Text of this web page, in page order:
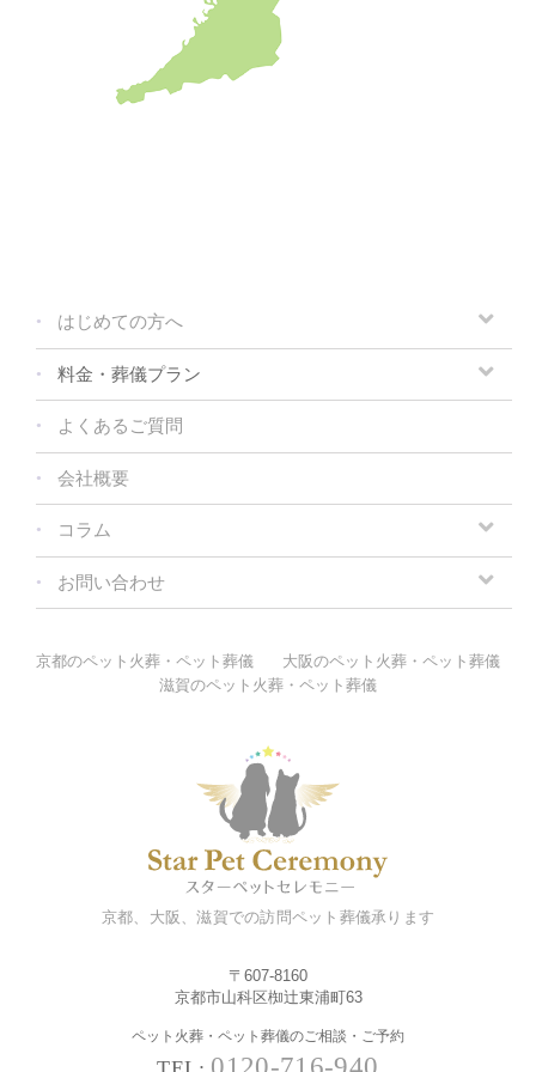
京都、大阪、滋賀での訪問ペット葬儀承ります
〒607-8160
京都市山科区椥辻東浦町63
ペット火葬・ペット葬儀のご相談・ご予約
はじめての方へ
料金・葬儀プラン
よくあるご質問
会社概要
コラム
お問い合わせ
京都のペット火葬・ペット葬儀
大阪のペット火葬・ペット葬儀
滋賀のペット火葬・ペット葬儀